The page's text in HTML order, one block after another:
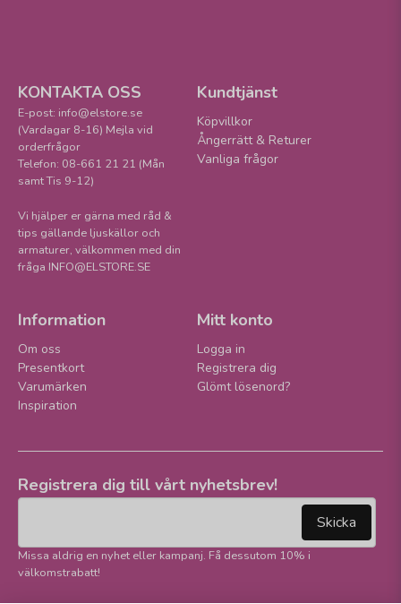
KONTAKTA OSS
E-post: info@elstore.se
(Vardagar 8-16) Mejla vid
orderfrågor
Telefon: 08-661 21 21 (Mån
samt Tis 9-12)
Vi hjälper er gärna med råd &
tips gällande ljuskällor och
armaturer, välkommen med din
fråga INFO@ELSTORE.SE
Kundtjänst
Köpvillkor
Ångerrätt & Returer
Vanliga frågor
Information
Om oss
Presentkort
Varumärken
Inspiration
Mitt konto
Logga in
Registrera dig
Glömt lösenord?
Registrera dig till vårt nyhetsbrev!
Skicka
Missa aldrig en nyhet eller kampanj. Få dessutom 10% i
välkomstrabatt!